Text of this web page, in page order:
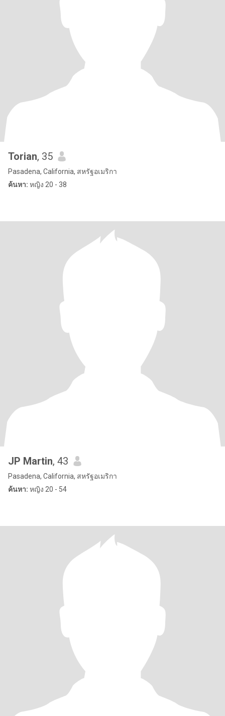
Torian, 35
Pasadena, California, สหรัฐอเมริกา
ค้นหา: หญิง 20 - 38
JP Martin, 43
Pasadena, California, สหรัฐอเมริกา
ค้นหา: หญิง 20 - 54